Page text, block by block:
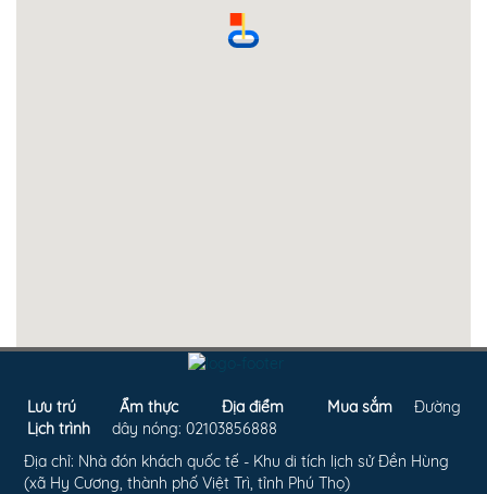
Lưu trú Ẩm thực Địa điểm
Mua sắm
Lịch trình
Đường
dây nóng: 02103856888
Địa chỉ: Nhà đón khách quốc tế - Khu di tích lịch sử Đền Hùng
(xã Hy Cương, thành phố Việt Trì, tỉnh Phú Thọ)